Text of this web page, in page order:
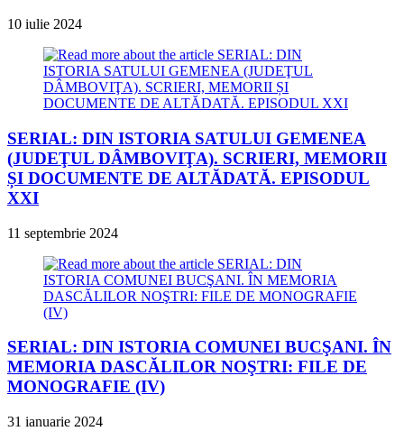
10 iulie 2024
SERIAL: DIN ISTORIA SATULUI GEMENEA
(JUDEŢUL DÂMBOVIŢA). SCRIERI, MEMORII
ȘI DOCUMENTE DE ALTĂDATĂ. EPISODUL
XXI
11 septembrie 2024
SERIAL: DIN ISTORIA COMUNEI BUCŞANI. ÎN
MEMORIA DASCĂLILOR NOŞTRI: FILE DE
MONOGRAFIE (IV)
31 ianuarie 2024